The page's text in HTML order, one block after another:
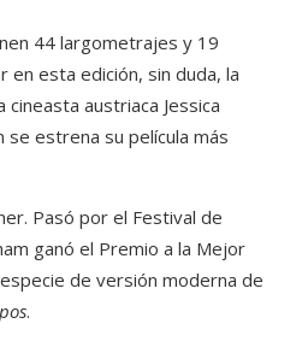
44 largometrajes y 19
esta edición, sin duda, la
austriaca Jessica
estrena su película más
Pasó por el Festival de
ganó el Premio a la Mejor
de versión moderna de
.